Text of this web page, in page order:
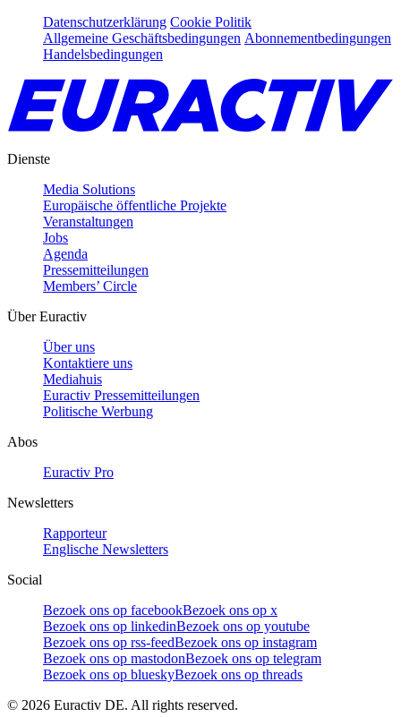
Datenschutzerklärung Cookie Politik
Allgemeine Geschäftsbedingungen Abonnementbedingungen
Handelsbedingungen
Dienste
Media Solutions
Europäische öffentliche Projekte
Veranstaltungen
Jobs
Agenda
Pressemitteilungen
Members’ Circle
Über Euractiv
Über uns
Kontaktiere uns
Mediahuis
Euractiv Pressemitteilungen
Politische Werbung
Abos
Euractiv Pro
Newsletters
Rapporteur
Englische Newsletters
Social
Bezoek ons op facebookBezoek ons op x
Bezoek ons op linkedinBezoek ons op youtube
Bezoek ons op rss-feedBezoek ons op instagram
Bezoek ons op mastodonBezoek ons op telegram
Bezoek ons op blueskyBezoek ons op threads
© 2026 Euractiv DE. All rights reserved.